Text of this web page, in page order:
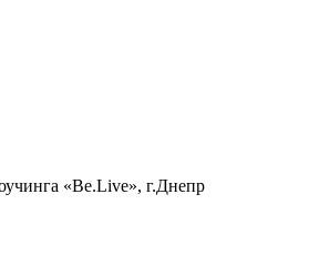
«Be.Live», г.Днепр